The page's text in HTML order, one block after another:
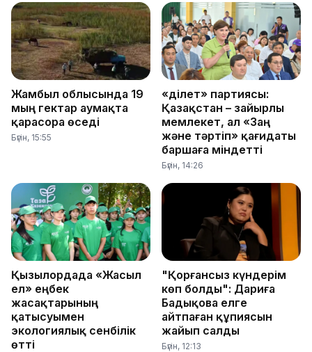
Жамбыл облысында 19
мың гектар аумақта
қарасора өседі
Бүгін, 15:55
«Әділет» партиясы:
Қазақстан – зайырлы
мемлекет, ал «Заң
және тәртіп» қағидаты
баршаға міндетті
Бүгін, 14:26
Қызылордада «Жасыл
ел» еңбек
жасақтарының
қатысуымен
экологиялық сенбілік
өтті
"Қорғансыз күндерім
көп болды": Дариға
Бадықова елге
айтпаған құпиясын
жайып салды
Бүгін, 12:13